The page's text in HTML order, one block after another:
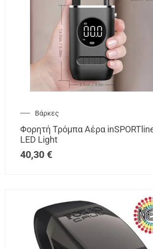
Βάρκες
Φορητή Τρόμπα Αέρα
LED Light
40,30 €